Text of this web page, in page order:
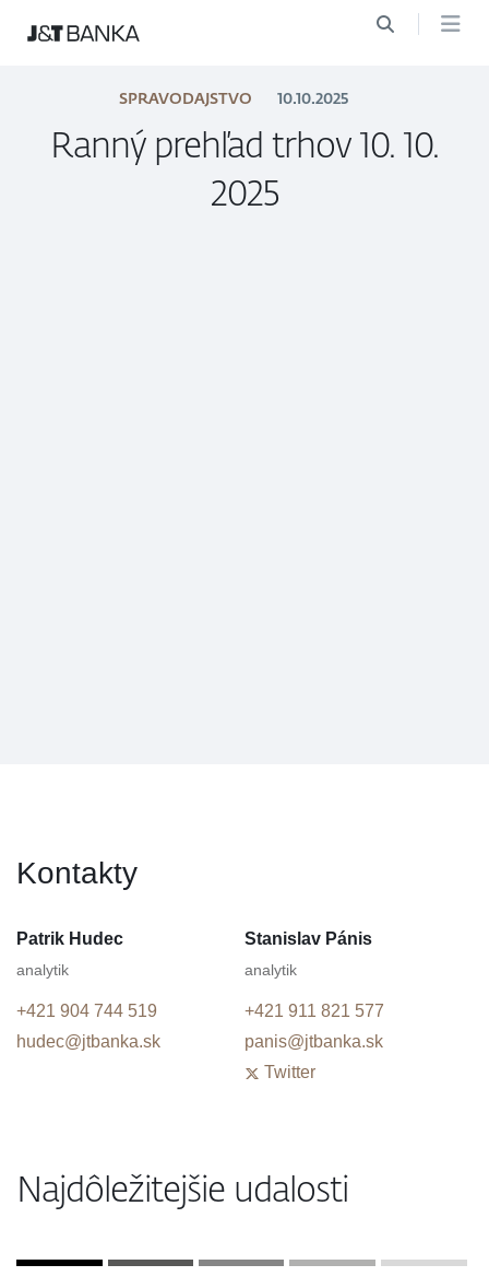
SPRAVODAJSTVO 10.10.2025
Ranný prehľad trhov 10. 10.
2025
Kontakty
Patrik Hudec
analytik
+421 904 744 519
hudec@jtbanka.sk
Stanislav Pánis
analytik
+421 911 821 577
panis@jtbanka.sk
Twitter
Najdôležitejšie udalosti